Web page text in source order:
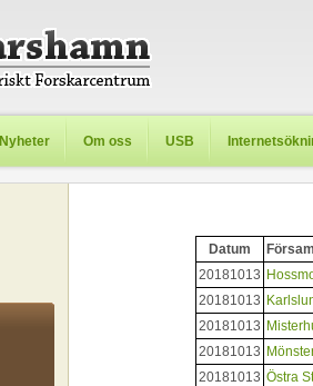
Nyheter Om oss USB
Datum
20181013
20181013
20181013
20181013
20181013 Östra